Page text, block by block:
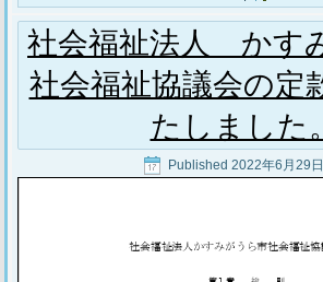
社会福祉法人 かす
社会福祉協議会の定
たしました。
Published 2022年6月29日